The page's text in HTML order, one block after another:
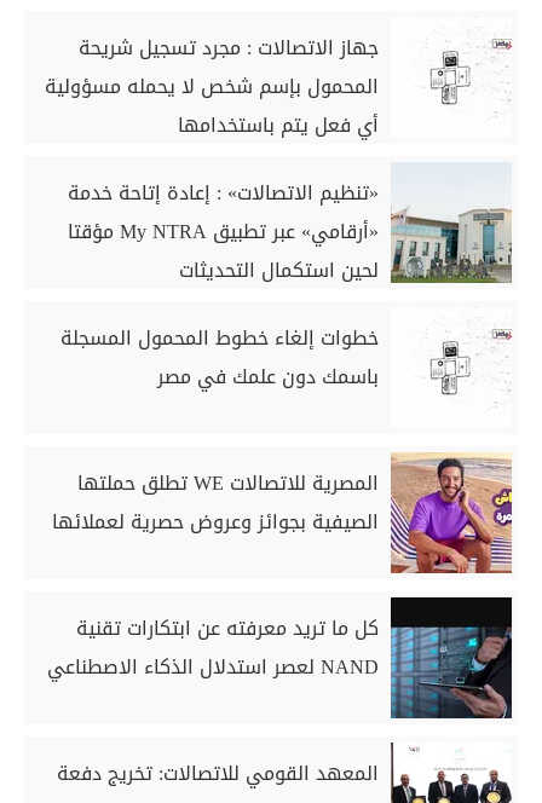
جهاز الاتصالات : مجرد تسجيل شريحة
المحمول بإسم شخص لا يحمله مسؤولية
أي فعل يتم باستخدامها
«تنظيم الاتصالات» : إعادة إتاحة خدمة
«أرقامي» عبر تطبيق My NTRA مؤقتا
لحين استكمال التحديثات
خطوات إلغاء خطوط المحمول المسجلة
باسمك دون علمك في مصر
المصرية للاتصالات WE تطلق حملتها
الصيفية بجوائز وعروض حصرية لعملائها
كل ما تريد معرفته عن ابتكارات تقنية
NAND لعصر استدلال الذكاء الاصطناعي
المعهد القومي للاتصالات: تخريج دفعة